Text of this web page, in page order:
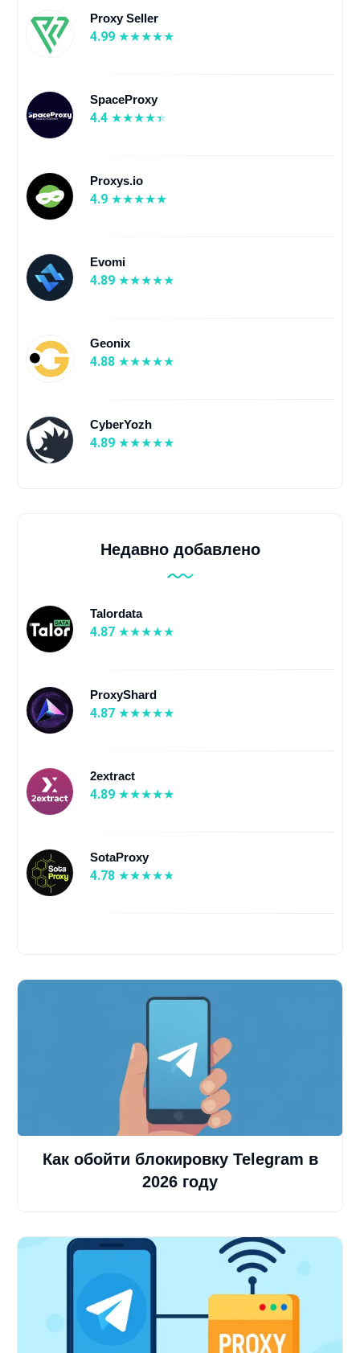
Proxy Seller
4.99
SpaceProxy
4.4
Proxys.io
4.9
Evomi
4.89
Geonix
4.88
CyberYozh
4.89
Недавно добавлено
Talordata
4.87
ProxyShard
4.87
2extract
4.89
SotaProxy
4.78
Как обойти блокировку Telegram в
2026 году